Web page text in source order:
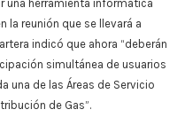
una herramienta informática
la reunión que se llevará a
indicó que ahora “deberán
simultánea de usuarios
una de las Áreas de Servicio
de Gas”.